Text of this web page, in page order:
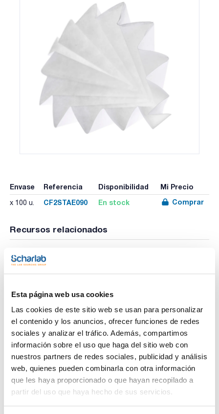
Esta página web usa cookies
Las cookies de este sitio web se usan para personalizar
el contenido y los anuncios, ofrecer funciones de redes
sociales y analizar el tráfico. Además, compartimos
información sobre el uso que haga del sitio web con
nuestros partners de redes sociales, publicidad y análisis
web, quienes pueden combinarla con otra información
que les haya proporcionado o que hayan recopilado a
partir del uso que haya hecho de sus servicios.
Envase Referencia Disponibilidad Mi Precio
x 100 u. CF2STAE090 En stock Comprar
Recursos relacionados
Publicación
Imprimir ficha de
producto
Características
Diámetro (mm) : 90
Retención típica (µm) : 43-48